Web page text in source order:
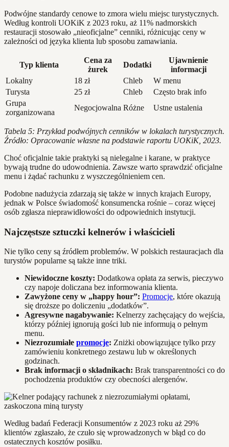
Podwójne standardy cenowe to zmora wielu miejsc turystycznych.
Według kontroli UOKiK z 2023 roku, aż 11% nadmorskich
restauracji stosowało „nieoficjalne” cenniki, różnicując ceny w
zależności od języka klienta lub sposobu zamawiania.
Typ klienta
Cena za
żurek
Dodatki
Ujawnienie
informacji
Lokalny
18 zł Chleb
W menu
Turysta
25 zł Chleb
Często brak info
Grupa
zorganizowana
Negocjowalna Różne Ustne ustalenia
Tabela 5: Przykład podwójnych cenników w lokalach turystycznych.
Źródło: Opracowanie własne na podstawie raportu UOKiK, 2023.
Choć oficjalnie takie praktyki są nielegalne i karane, w praktyce
bywają trudne do udowodnienia. Zawsze warto sprawdzić oficjalne
menu i żądać rachunku z wyszczególnieniem cen.
Podobne nadużycia zdarzają się także w innych krajach Europy,
jednak w Polsce świadomość konsumencka rośnie – coraz więcej
osób zgłasza nieprawidłowości do odpowiednich instytucji.
Najczęstsze sztuczki kelnerów i właścicieli
Nie tylko ceny są źródłem problemów. W polskich restauracjach dla
turystów popularne są także inne triki.
Niewidoczne koszty: Dodatkowa opłata za serwis, pieczywo
czy napoje doliczana bez informowania klienta.
Zawyżone ceny w „happy hour”: Promocje, które okazują
się droższe po doliczeniu „dodatków”.
Agresywne nagabywanie: Kelnerzy zachęcający do wejścia,
którzy później ignorują gości lub nie informują o pełnym
menu.
Niezrozumiałe promocje: Zniżki obowiązujące tylko przy
zamówieniu konkretnego zestawu lub w określonych
godzinach.
Brak informacji o składnikach: Brak transparentności co do
pochodzenia produktów czy obecności alergenów.
Według badań Federacji Konsumentów z 2023 roku aż 29%
klientów zgłaszało, że czuło się wprowadzonych w błąd co do
ostatecznych kosztów posiłku.